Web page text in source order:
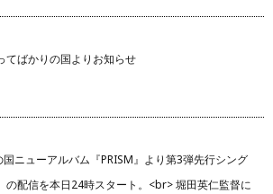
てばかりの国よりお知らせ
ニューアルバム『PRISM』より第3弾先行シング
の配信を本日24時スタート。<br> 堀田英仁監督に